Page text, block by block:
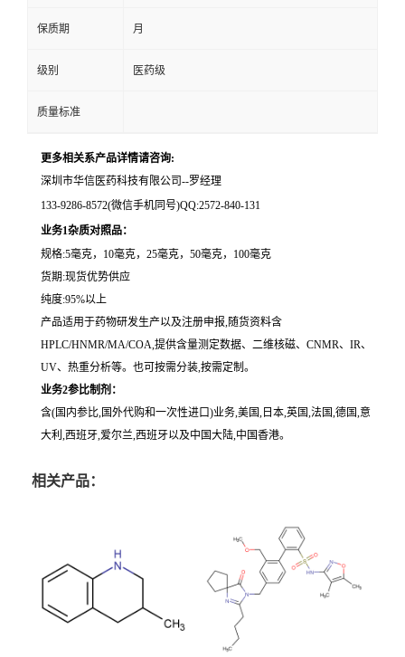
保质期 月
级别 医药级
质量标准
更多相关系产品详情请咨询:
深圳市华信医药科技有限公司--罗经理
133-9286-8572(微信手机同号)QQ:2572-840-131
业务1杂质对照品：
规格:5毫克，10毫克，25毫克，50毫克，100毫克
货期:现货优势供应
纯度:95%以上
产品适用于药物研发生产以及注册申报,随货资料含
HPLC/HNMR/MA/COA,提供含量测定数据、二维核磁、CNMR、IR、
UV、热重分析等。也可按需分装,按需定制。
业务2参比制剂：
含(国内参比,国外代购和一次性进口)业务,美国,日本,英国,法国,德国,意
大利,西班牙,爱尔兰,西班牙以及中国大陆,中国香港。
相关产品：